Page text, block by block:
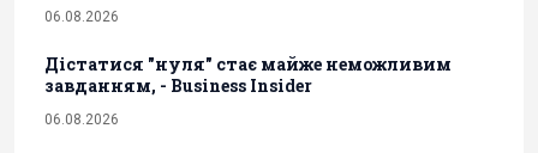
06.08.2026
Дістатися "нуля" стає майже неможливим
завданням, - Business Insider
06.08.2026